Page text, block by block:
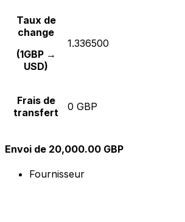
Taux de
change
(1GBP →
USD)
1.336500
Frais de
transfert
0 GBP
Envoi de 20,000.00 GBP
Fournisseur